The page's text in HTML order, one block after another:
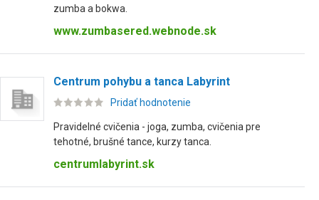
zumba a bokwa.
www.zumbasered.webnode.sk
Centrum pohybu a tanca Labyrint
Pridať hodnotenie
Pravidelné cvičenia - joga, zumba, cvičenia pre
tehotné, brušné tance, kurzy tanca.
centrumlabyrint.sk